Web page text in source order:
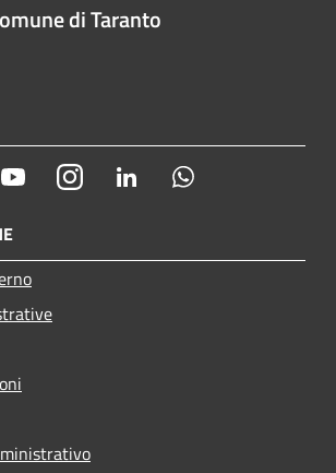
di Taranto
YoutubeInstagram LinkedIn